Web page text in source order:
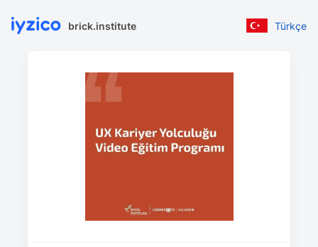
brick.institute Türkçe